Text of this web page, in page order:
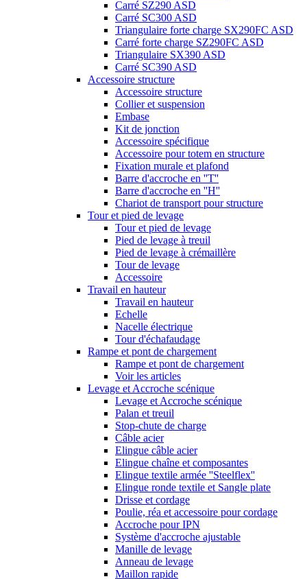
Carré SZ290 ASD
Carré SC300 ASD
Triangulaire forte charge SX290FC ASD
Carré forte charge SZ290FC ASD
Triangulaire SX390 ASD
Carré SC390 ASD
Accessoire structure
Accessoire structure
Collier et suspension
Embase
Kit de jonction
Accessoire spécifique
Accessoire pour totem en structure
Fixation murale et plafond
Barre d'accroche en ''T''
Barre d'accroche en ''H''
Chariot de transport pour structure
Tour et pied de levage
Tour et pied de levage
Pied de levage à treuil
Pied de levage à crémaillère
Tour de levage
Accessoire
Travail en hauteur
Travail en hauteur
Echelle
Nacelle électrique
Tour d'échafaudage
Rampe et pont de chargement
Rampe et pont de chargement
Voir les articles
Levage et Accroche scénique
Levage et Accroche scénique
Palan et treuil
Stop-chute de charge
Câble acier
Elingue câble acier
Elingue chaîne et composantes
Elingue textile armée ''Steelflex''
Elingue ronde textile et Sangle plate
Drisse et cordage
Poulie, réa et accessoire pour cordage
Accroche pour IPN
Système d'accroche ajustable
Manille de levage
Anneau de levage
Maillon rapide